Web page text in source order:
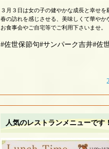
３月３日は女の子の健やかな成長と幸せ
春の訪れを感じさせる、美味しくて華やか
お食事会やご自宅等でご利用下さいませ。
#佐世保節句#サンパーク吉井#佐
人気のレストランメニューです